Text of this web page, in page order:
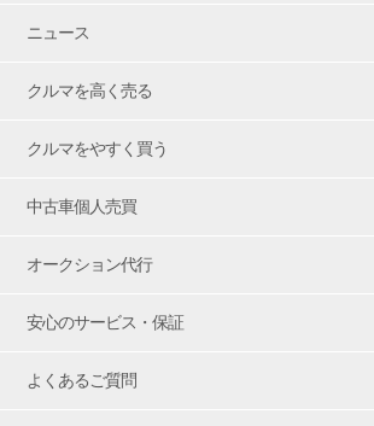
ニュース
クルマを高く売る
クルマをやすく買う
中古車個人売買
オークション代行
安心のサービス・保証
よくあるご質問